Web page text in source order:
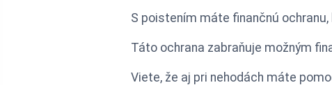
S poistením máte finančnú
Táto ochrana zabraňuje možným
Viete, že aj pri nehodách máte